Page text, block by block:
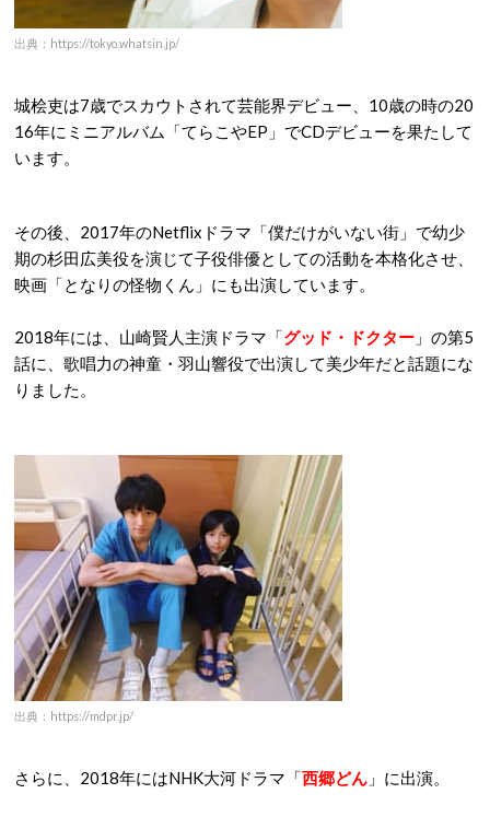
出典：https://tokyo.whatsin.jp/
城桧吏は7歳でスカウトされて芸能界デビュー、10歳の時の20
16年にミニアルバム「てらこやEP」でCDデビューを果たして
います。
その後、2017年のNetflixドラマ「僕だけがいない街」で幼少
期の杉田広美役を演じて子役俳優としての活動を本格化させ、
映画「となりの怪物くん」にも出演しています。
2018年には、山崎賢人主演ドラマ「グッド・ドクター 」の第5
話に、歌唱力の神童・羽山響役で出演して美少年だと話題にな
りました。
出典：https://mdpr.jp/
さらに、2018年にはNHK大河ドラマ「西郷どん 」に出演。